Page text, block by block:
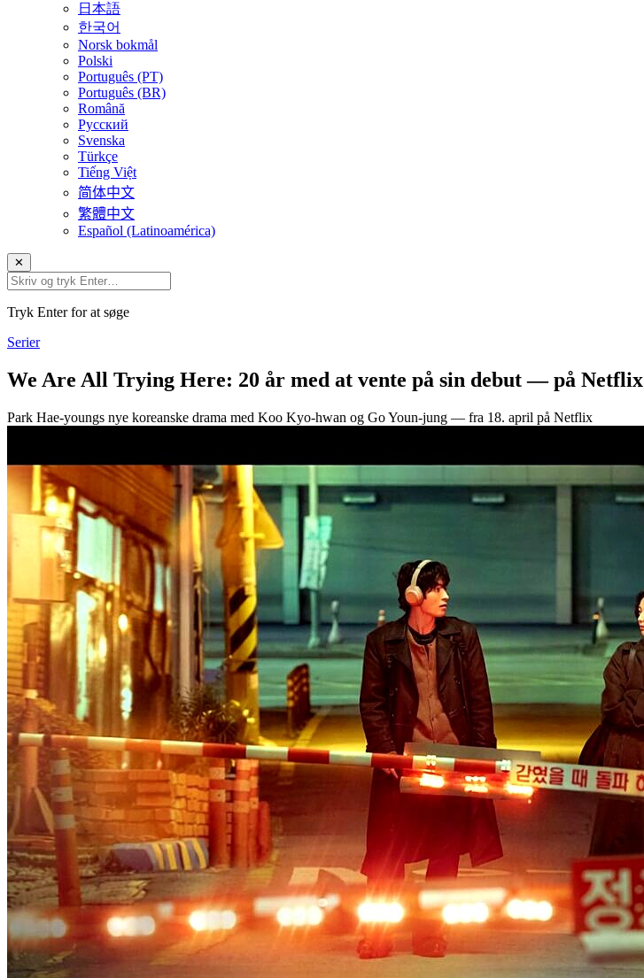
日本語
한국어
Norsk bokmål
Polski
Português (PT)
Português (BR)
Română
Русский
Svenska
Türkçe
Tiếng Việt
简体中文
繁體中文
Español (Latinoamérica)
✕
Tryk Enter for at søge
Serier
We Are All Trying Here: 20 år med at vente på sin debut — på Netflix
Park Hae-youngs nye koreanske drama med Koo Kyo-hwan og Go Youn-jung — fra 18. april på Netflix